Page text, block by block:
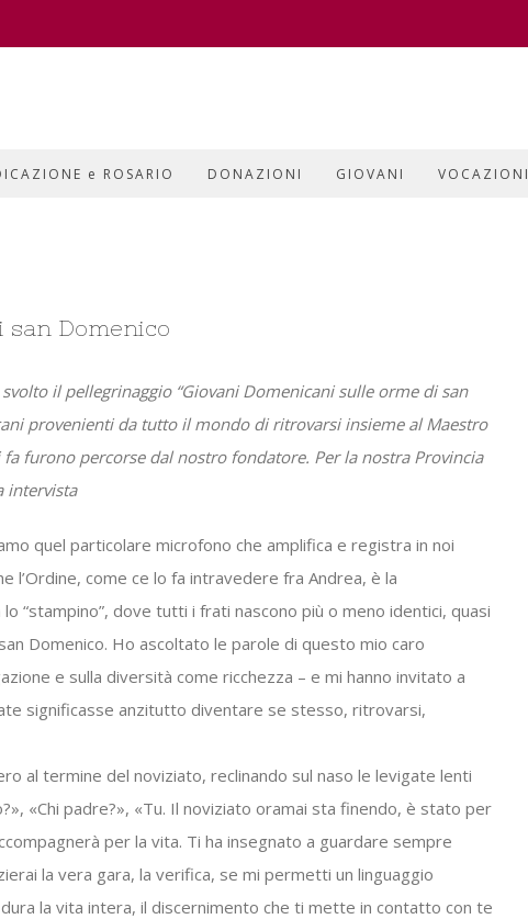
e ROSARIO DONAZIONI GIOVANI VOCAZIONI
san Domenico
il pellegrinaggio “Giovani Domenicani sulle orme di san
provenienti da tutto il mondo di ritrovarsi insieme al Maestro
furono percorse dal nostro fondatore. Per la nostra Provincia
intervista
quel particolare microfono che amplifica e registra in noi
l’Ordine, come ce lo fa intravedere fra Andrea, è la
“stampino”, dove tutti i frati nascono più o meno identici, quasi
Domenico. Ho ascoltato le parole di questo mio caro
e sulla diversità come ricchezza – e mi hanno invitato a
significasse anzitutto diventare se stesso, ritrovarsi,
al termine del noviziato, reclinando sul naso le levigate lenti
«Chi padre?», «Tu. Il noviziato oramai sta finendo, è stato per
per la vita. Ti ha insegnato a guardare sempre
la vera gara, la verifica, se mi permetti un linguaggio
la vita intera, il discernimento che ti mette in contatto con te